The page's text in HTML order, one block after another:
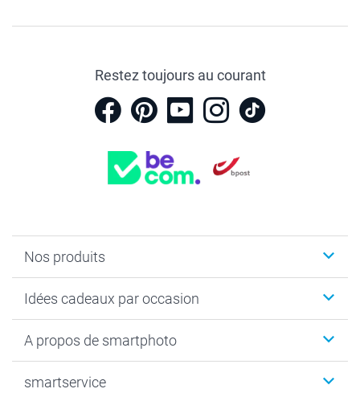
Restez toujours au courant
Nos produits
Cadeaux photo
Tirage photo & agrandissement
MyNameBook
Idées cadeaux par occasion
Anniversaire
Fin d'études
A propos de smartphoto
Durabilité
smartservice